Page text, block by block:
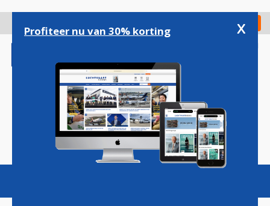
gaan
Check in
Magazine Podcasts Vacatures
Profiteer nu van 30% korting x